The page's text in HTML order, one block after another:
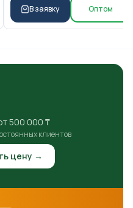
В заявку Оптом
500 000 ₸
клиентов
цену →